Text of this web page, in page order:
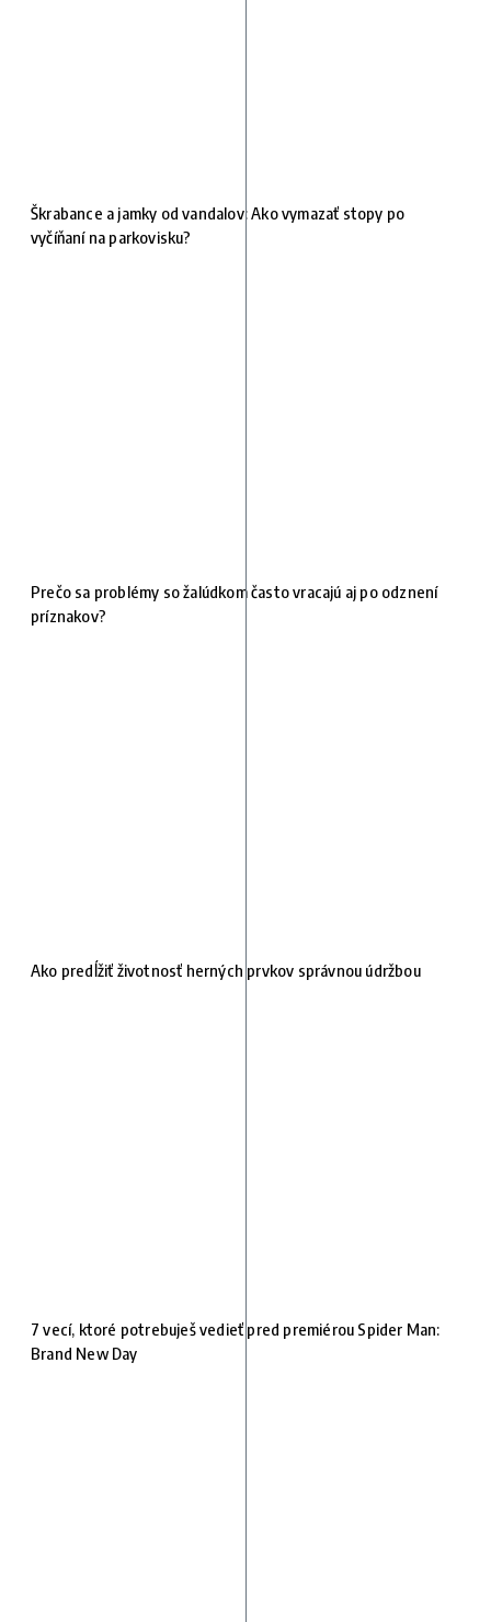
Škrabance a jamky od vandalov: Ako vymazať stopy po
vyčíňaní na parkovisku?
Prečo sa problémy so žalúdkom často vracajú aj po odznení
príznakov?
Ako predĺžiť životnosť herných prvkov správnou údržbou
7 vecí, ktoré potrebuješ vedieť pred premiérou Spider Man:
Brand New Day